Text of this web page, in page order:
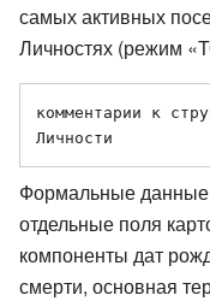
самых активных
Личностях (режим
комментарии к
Формальные
отдельные поля
компоненты дат
смерти, основная